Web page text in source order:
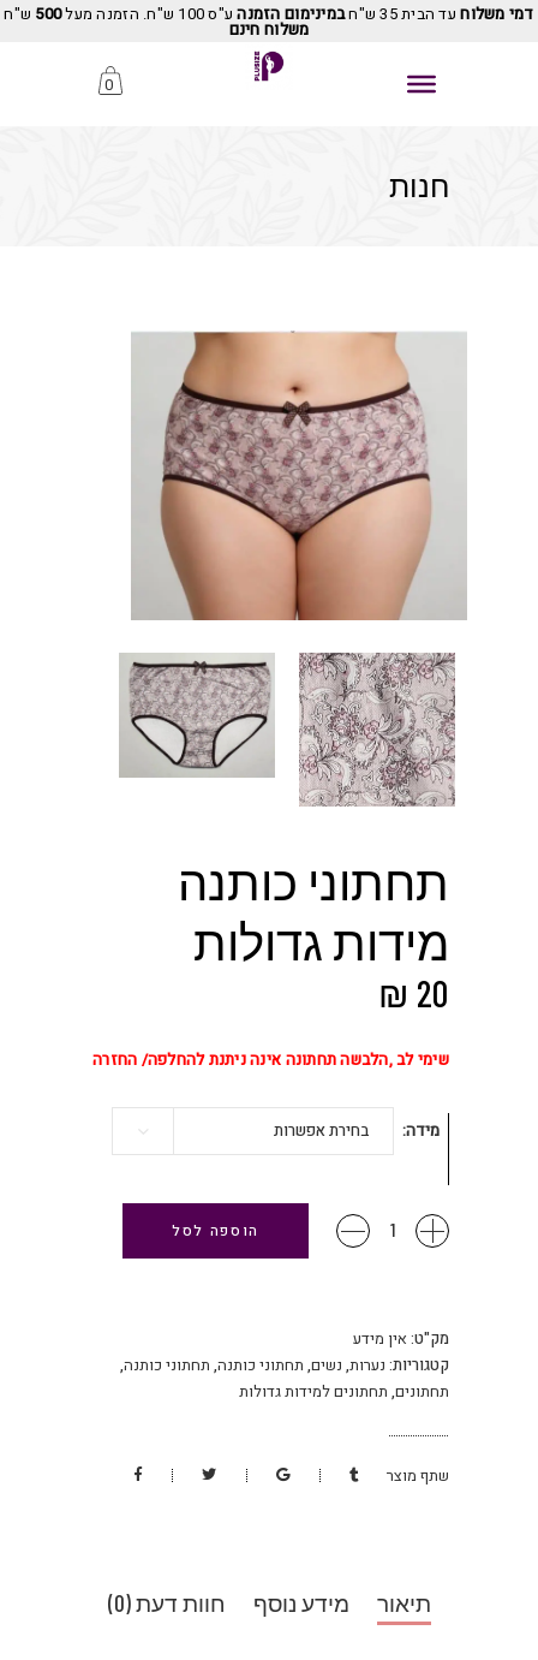
דמי משלוחעד הבית 35 ש"ח במינימום הזמנהע"ס 100 ש"ח. הזמנה מעל 500 ש"ח
משלוח חינם
0
חנות
תחתוני כותנה
מידות גדולות
₪ 20
שימי לב ,הלבשה תחתונה אינה ניתנת להחלפה/ החזרה
מידה בחירת אפשרות
תחתוני
כותנה
כמות
הוספה לסל
מק"ט: אין מידע
קטגוריות: נערות, נשים, תחתוני כותנה, תחתוני כותנה,
תחתונים, תחתונים למידות גדולות
שתף מוצר
תיאור מידע נוסף חוות דעת (0)